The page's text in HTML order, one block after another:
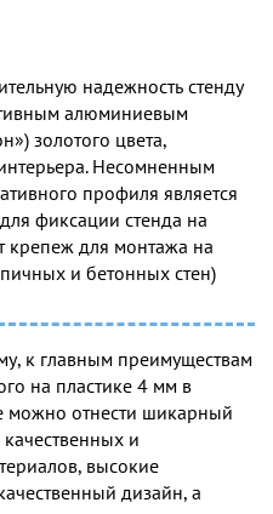
надежность стенду
алюминиевым
золотого цвета,
Несомненным
профиля является
фиксации стенда на
крепеж для монтажа на
и бетонных стен)
к главным преимуществам
на пластике 4 мм в
можно отнести шикарный
и
высокие
дизайн, а